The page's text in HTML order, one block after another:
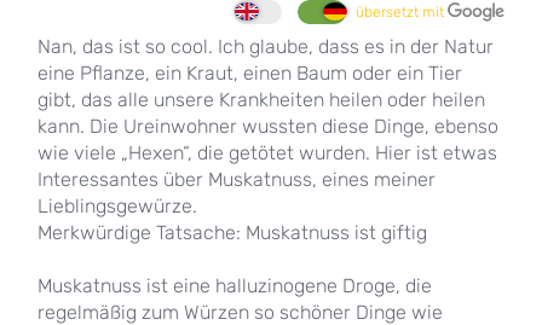
übersetzt mit
Nan, das ist so cool. Ich glaube, dass es in der Natur
eine Pflanze, ein Kraut, einen Baum oder ein Tier
gibt, das alle unsere Krankheiten heilen oder heilen
kann. Die Ureinwohner wussten diese Dinge, ebenso
wie viele „Hexen“, die getötet wurden. Hier ist etwas
Interessantes über Muskatnuss, eines meiner
Lieblingsgewürze.
Merkwürdige Tatsache: Muskatnuss ist giftig
Muskatnuss ist eine halluzinogene Droge, die
regelmäßig zum Würzen so schöner Dinge wie